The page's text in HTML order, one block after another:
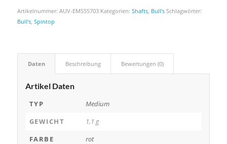
Artikelnummer: AUV-EMS55703 Kategorien: Shafts, Bull's Schlagwörter:
Bull's, Spintop
Daten Beschreibung Bewertungen (0)
Artikel Daten
TYP
Medium
GEWICHT
1,1 g
FARBE
rot